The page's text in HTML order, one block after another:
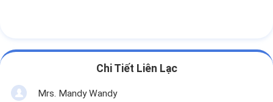
Chi Tiết Liên Lạc
Mrs. Mandy Wandy